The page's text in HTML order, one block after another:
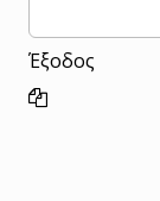
Έξοδος